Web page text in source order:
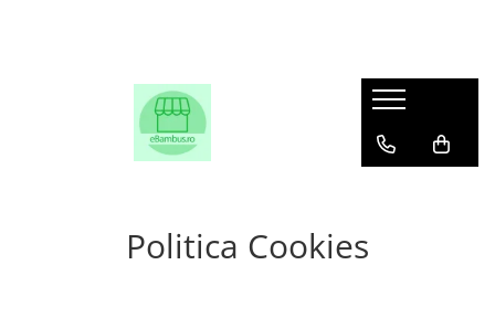
Politica Cookies